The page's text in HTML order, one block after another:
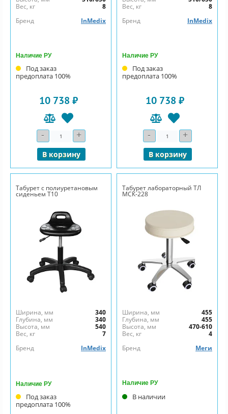
Вес, кг
8
Бренд
InMedix
Наличие РУ
Под заказ
предоплата 100%
10 738 ₽
- Количество+
В корзину
Вес, кг
8
Бренд
InMedix
Наличие РУ
Под заказ
предоплата 100%
10 738 ₽
- Количество+
В корзину
Табурет с полиуретановым
сиденьем Т10
Ширина, мм
340
Глубина, мм
340
Высота, мм
540
Вес, кг
7
Бренд
InMedix
Наличие РУ
Под заказ
предоплата 100%
Табурет лабораторный ТЛ
МСК-228
Ширина, мм
455
Глубина, мм
455
Высота, мм
470-610
Вес, кг
4
Бренд
Меги
Наличие РУ
В наличии